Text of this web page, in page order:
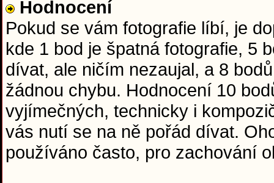
Hodnocení
Pokud se vám fotografie líbí, je
kde 1 bod je špatná fotografie, 5
dívat, ale ničím nezaujal, a 8
žádnou chybu. Hodnocení 10
vyjímečných, technicky i
vás nutí se na ně pořád dívat.
používáno často, pro zachování